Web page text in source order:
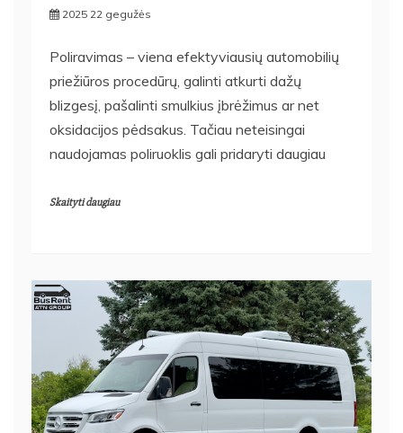
2025 22 gegužės
Poliravimas – viena efektyviausių automobilių
priežiūros procedūrų, galinti atkurti dažų
blizgesį, pašalinti smulkius įbrėžimus ar net
oksidacijos pėdsakus. Tačiau neteisingai
naudojamas poliruoklis gali pridaryti daugiau
Skaityti daugiau